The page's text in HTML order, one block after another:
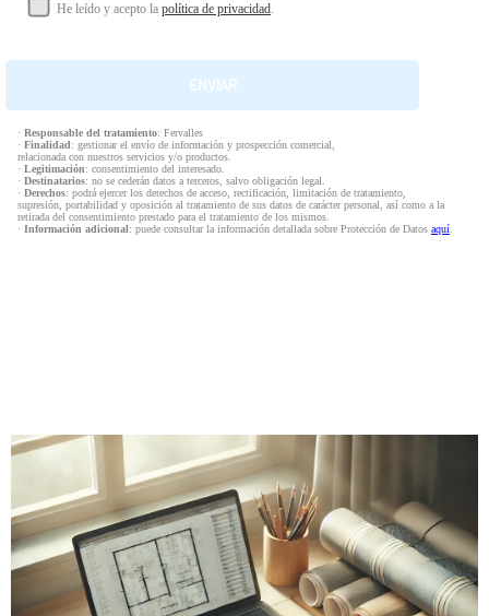
He leído y acepto la política de privacidad.
· Responsable del tratamiento: Fervalles
· Finalidad: gestionar el envío de información y prospección comercial,
relacionada con nuestros servicios y/o productos.
· Legitimación: consentimiento del interesado.
· Destinatarios: no se cederán datos a terceros, salvo obligación legal.
· Derechos: podrá ejercer los derechos de acceso, rectificación, limitación de tratamiento,
supresión, portabilidad y oposición al tratamiento de sus datos de carácter personal, así como a la
retirada del consentimiento prestado para el tratamiento de los mismos.
· Información adicional: puede consultar la información detallada sobre Protección de Datos aquí.